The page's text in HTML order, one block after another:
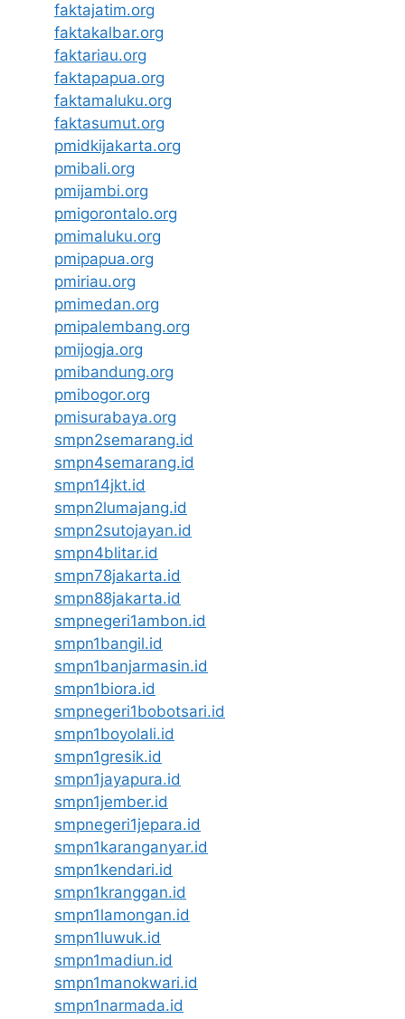
faktajatim.org
faktakalbar.org
faktariau.org
faktapapua.org
faktamaluku.org
faktasumut.org
pmidkijakarta.org
pmibali.org
pmijambi.org
pmigorontalo.org
pmimaluku.org
pmipapua.org
pmiriau.org
pmimedan.org
pmipalembang.org
pmijogja.org
pmibandung.org
pmibogor.org
pmisurabaya.org
smpn2semarang.id
smpn4semarang.id
smpn14jkt.id
smpn2lumajang.id
smpn2sutojayan.id
smpn4blitar.id
smpn78jakarta.id
smpn88jakarta.id
smpnegeri1ambon.id
smpn1bangil.id
smpn1banjarmasin.id
smpn1biora.id
smpnegeri1bobotsari.id
smpn1boyolali.id
smpn1gresik.id
smpn1jayapura.id
smpn1jember.id
smpnegeri1jepara.id
smpn1karanganyar.id
smpn1kendari.id
smpn1kranggan.id
smpn1lamongan.id
smpn1luwuk.id
smpn1madiun.id
smpn1manokwari.id
smpn1narmada.id